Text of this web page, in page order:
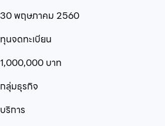
30 พฤษภาคม 2560
ทุนจดทะเบียน
1,000,000 บาท
กลุ่มธุรกิจ
บริการ